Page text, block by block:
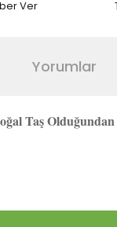
Ver
Yorumlar
Taş